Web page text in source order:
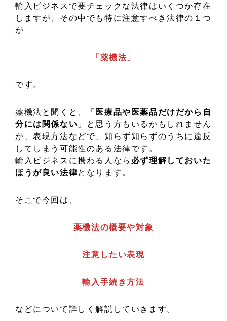
輸入ビジネスで要チェックな法律はいくつか存在
しますが、その中でも特に注意すべき法律の１つ
が
「薬機法」
です。
薬機法と聞くと、「医療品や医薬品だけだから自
分には関係ない 」と思う方もいるかもしれません
が、表現方法などで、知らず知らずのうちに違反
してしまう可能性のある法律です。
輸入ビジネスに携わる人なら 必ず理解しておいた
ほうが良い法律となります。
そこで今回は、
薬機法の概要や対象
注意したい表現
輸入手続き方法
などについて詳しく解説していきます。